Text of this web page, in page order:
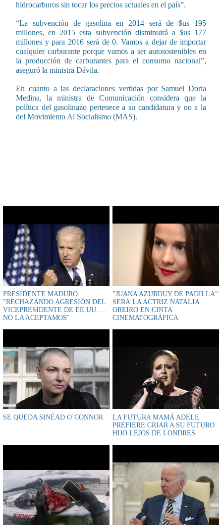
hidrocarburos sin tocar los precios actuales en el país”.
“La subvención de gasolina en 2014 será de $us 195
millones, en 2015 esta subvención disminuirá a $us 177
millones y para 2016 será de 0. Vamos a dejar de importar
cualquier carburante porque vamos a ser autosostenibles en
la producción de carburantes para el consumo nacional”,
aseguró la ministra Dávila.
En cuanto a las declaraciones vertidas por Samuel Doria
Medina, la ministra de Comunicación considera que la
política del gasolinazo pertenece a su candidatura y no a la
del Movimiento Al Socialismo (MAS).
PRESIDENTE MADURO:
"RECHAZANDO AGRESIÓN DEL
VICEPRESIDENTE DE EE.UU. ...
NO LA ACEPTAMOS"
"JUANA AZURDUY DE PADILLA"
SERÁ LA ACTRIZ NATALIA
OREIRO EN CINTA
CINEMATOGRÁFICA
SE QUEDA SINÉAD O`CONNOR
LA FUTURA MAMÁ ADELE
PREFIERE CRIAR A SU FUTURO
HIJO LEJOS DE LONDRES